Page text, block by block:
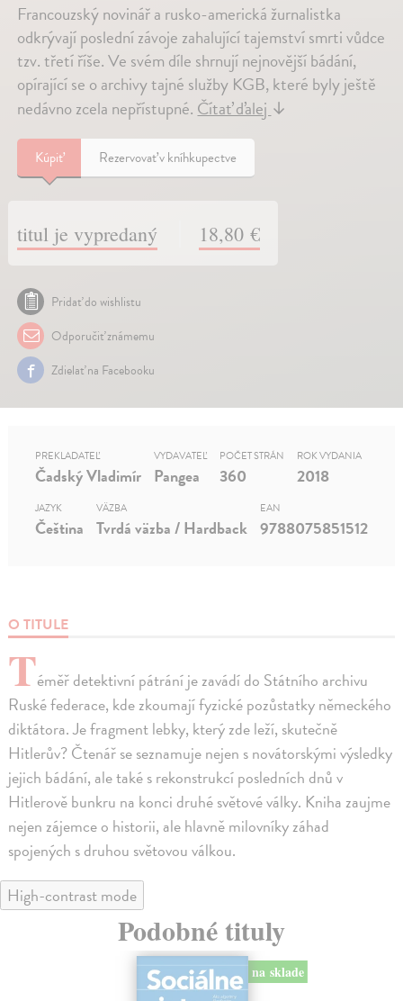
Francouzský novinář a rusko-americká žurnalistka
odkrývají poslední závoje zahalující tajemství smrti vůdce
tzv. třetí říše. Ve svém díle shrnují nejnovější bádání,
opírající se o archivy tajné služby KGB, které byly ještě
nedávno zcela nepřístupné.Čítať ďalej↓
Kúpiť Rezervovať v kníhkupectve
titul je vypredaný 18,80 €
Pridať do wishlistu
Odporučiť známemu
Zdielať na Facebooku
O TITULE
Téměř detektivní pátrání je zavádí do Státního archivu
Ruské federace, kde zkoumají fyzické pozůstatky německého
diktátora. Je fragment lebky, který zde leží, skutečně
Hitlerův? Čtenář se seznamuje nejen s novátorskými výsledky
jejich bádání, ale také s rekonstrukcí posledních dnů v
Hitlerově bunkru na konci druhé světové války. Kniha zaujme
nejen zájemce o historii, ale hlavně milovníky záhad
spojených s druhou světovou válkou.
PREKLADATEĽ
Čadský Vladimír
VYDAVATEĽ
Pangea
POČET STRÁN
360
ROK VYDANIA
2018
JAZYK
Čeština
VÄZBA
Tvrdá väzba / Hardback
EAN
9788075851512
High-contrast mode
Podobné tituly
na sklade